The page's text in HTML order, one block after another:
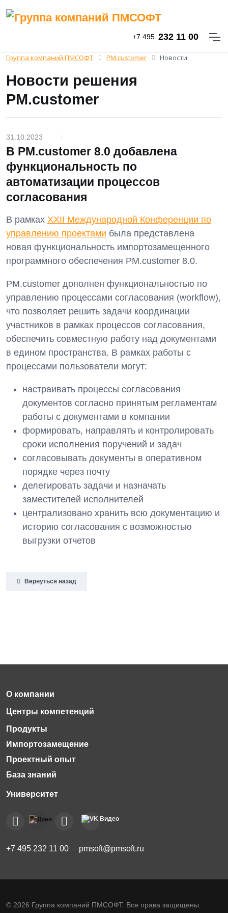
+7 495 232 11 00
Группа компаний ПМСОФТ PM.customer Новости
Новости решения
PM.customer
31.10.2023 |
В PM.customer 8.0 добавлена
функциональность по
автоматизации процессов
согласования
В рамках XXII Международной Конференции по
управлению проектами была представлена
новая функциональность импортозамещенного
программного обеспечения PM.customer 8.0.
PM.customer дополнен функциональностью по
управлению процессами согласования (workflow),
что позволяет решить задачи координации
участников в рамках процессов согласования,
обеспечить совместную работу над документами
в едином пространства. В рамках работы с
процессами пользователи могут:
настраивать процессы согласования
документов согласно принятым регламентам
работы с документами в компании
формировать, направлять и контролировать
сроки исполнения поручений и задач
согласовывать документы в оперативном
порядке через почту
делегировать задачи и назначать
заместителей исполнителей
централизовано хранить всю документацию и
историю согласования с возможностью
выгрузки отчетов
Вернуться назад
Импортозамещение
Проектный опыт
База знаний
+7 495 232 11 00 pmsoft@pmsoft.ru
© 2026 Группа компаний ПМСОФТ. Все права защищены.